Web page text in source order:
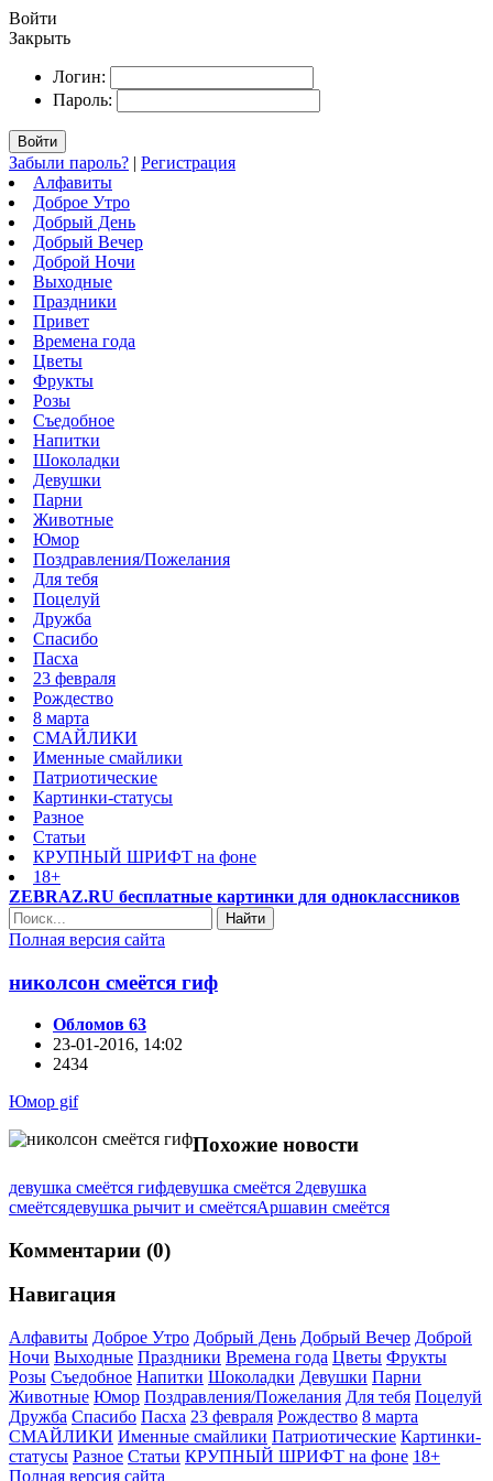
Войти
Закрыть
Логин:
Пароль:
Войти
Забыли пароль? | Регистрация
Алфавиты
Доброе Утро
Добрый День
Добрый Вечер
Доброй Ночи
Выходные
Праздники
Привет
Времена года
Цветы
Фрукты
Розы
Съедобное
Напитки
Шоколадки
Девушки
Парни
Животные
Юмор
Поздравления/Пожелания
Для тебя
Поцелуй
Дружба
Спасибо
Пасха
23 февраля
Рождество
8 марта
СМАЙЛИКИ
Именные смайлики
Патриотические
Картинки-статусы
Разное
Cтатьи
КРУПНЫЙ ШРИФТ на фоне
18+
ZEBRAZ.RU бесплатные картинки для одноклассников
Найти
Полная версия сайта
николсон смеётся гиф
Обломов 63
23-01-2016, 14:02
2434
Юмор gif
Похожие новости
девушка смеётся гифдевушка смеётся 2девушка
смеётсядевушка рычит и смеётсяАршавин смеётся
Комментарии (0)
Навигация
Алфавиты Доброе Утро Добрый День Добрый Вечер Доброй
Ночи Выходные Праздники Времена года Цветы Фрукты
Розы Съедобное Напитки Шоколадки Девушки Парни
Животные Юмор Поздравления/Пожелания Для тебя Поцелуй
Дружба Спасибо Пасха 23 февраля Рождество 8 марта
СМАЙЛИКИ Именные смайлики Патриотические Картинки-
статусы Разное Cтатьи КРУПНЫЙ ШРИФТ на фоне 18+
Полная версия сайта